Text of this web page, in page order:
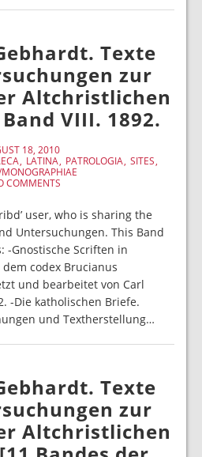
Texte
zur
Altchristlichen
VIII. 1892.
18, 2010
LATINA PATROLOGIA SITES
COMMENTS
user, who is sharing the
Untersuchungen. This Band
-Gnostische Scriften in
codex Brucianus
und bearbeitet von Carl
-Die katholischen Briefe.
und Textherstellung…
Texte
zur
Altchristlichen